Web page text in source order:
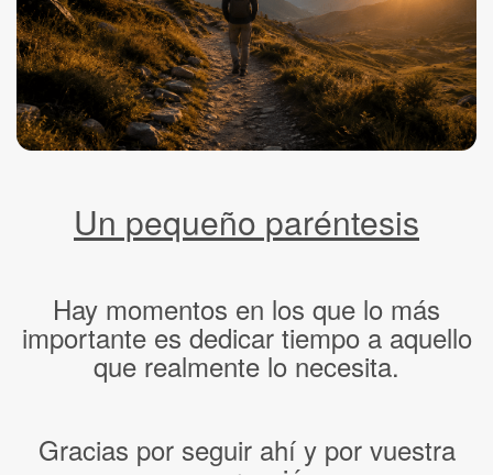
Un pequeño paréntesis
Hay momentos en los que lo más
importante es dedicar tiempo a aquello
que realmente lo necesita.
Gracias por seguir ahí y por vuestra